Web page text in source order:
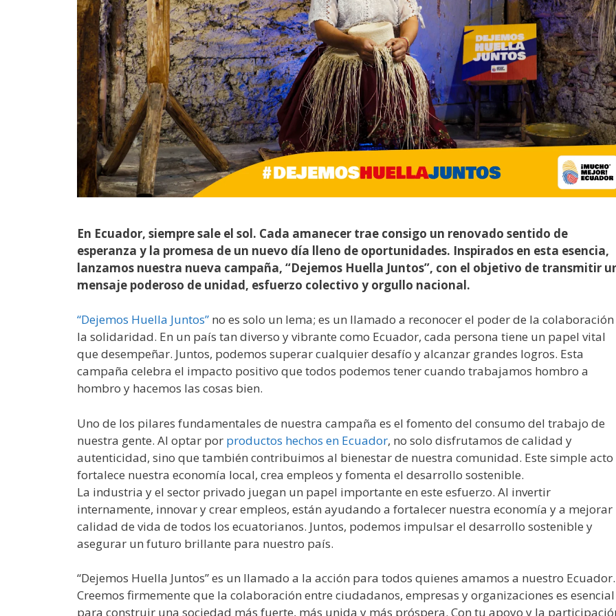
En Ecuador, siempre sale el sol. Cada amanecer trae consigo un renovado sentido de
esperanza y la promesa de un nuevo día lleno de oportunidades. Inspirados en esta esencia,
lanzamos nuestra nueva campaña, “Dejemos Huella Juntos”, con el objetivo de transmitir
mensaje poderoso de unidad, esfuerzo colectivo y orgullo nacional.
“Dejemos Huella Juntos” no es solo un lema; es un llamado a reconocer el poder de la
la solidaridad. En un país tan diverso y vibrante como Ecuador, cada persona tiene un papel vital
que desempeñar. Juntos, podemos superar cualquier desafío y alcanzar grandes logros. Esta
campaña celebra el impacto positivo que todos podemos tener cuando trabajamos hombro a
hombro y hacemos las cosas bien.
Uno de los pilares fundamentales de nuestra campaña es el fomento del consumo del trabajo de
nuestra gente. Al optar por productos hechos en Ecuador, no solo disfrutamos de calidad y
autenticidad, sino que también contribuimos al bienestar de nuestra comunidad. Este simple acto
fortalece nuestra economía local, crea empleos y fomenta el desarrollo sostenible.
La industria y el sector privado juegan un papel importante en este esfuerzo. Al invertir
internamente, innovar y crear empleos, están ayudando a fortalecer nuestra economía y a mejorar
calidad de vida de todos los ecuatorianos. Juntos, podemos impulsar el desarrollo sostenible y
asegurar un futuro brillante para nuestro país.
“Dejemos Huella Juntos” es un llamado a la acción para todos quienes amamos a nuestro Ecuador.
Creemos firmemente que la colaboración entre ciudadanos, empresas y organizaciones es esencial
para construir una sociedad más fuerte, más unida y más próspera. Con tu apoyo y la